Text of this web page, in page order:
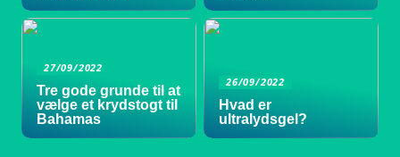
27/09/2022
Tre gode grunde til at
vælge et krydstogt til
Bahamas
26/09/2022
Hvad er
ultralydsgel?